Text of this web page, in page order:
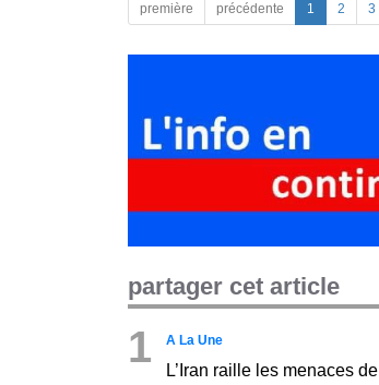
première précédente 1 2 3
partager cet article
1 A La Une
L’Iran raille les menaces de